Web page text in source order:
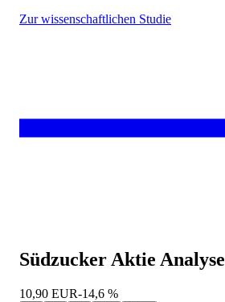
Zur wissenschaftlichen Studie
Südzucker Aktie Analyse
10,90 EUR-14,6 %